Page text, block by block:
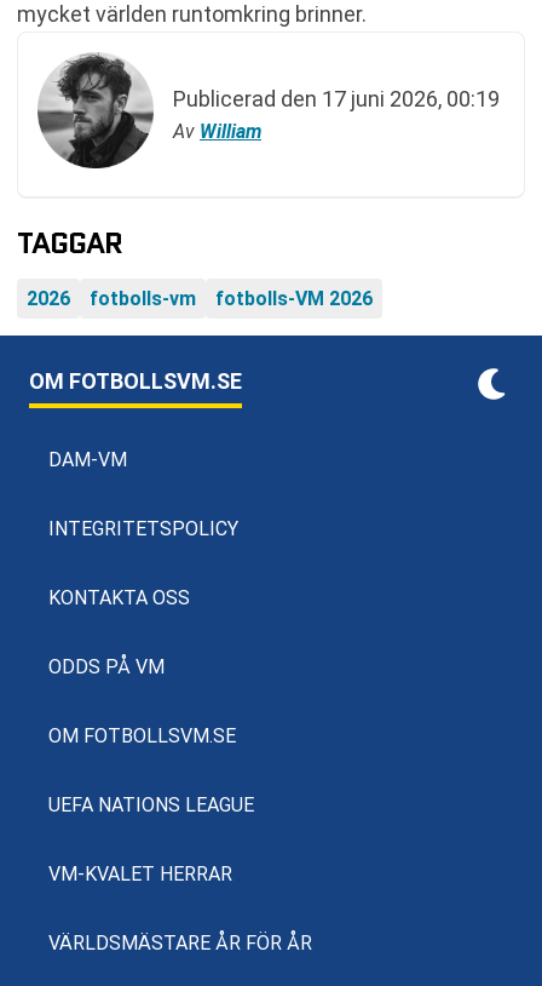
mycket världen runtomkring brinner.
Publicerad den 17 juni 2026, 00:19
Av William
TAGGAR
2026 fotbolls-vm fotbolls-VM 2026
OM FOTBOLLSVM.SE
DAM-VM
INTEGRITETSPOLICY
KONTAKTA OSS
ODDS PÅ VM
OM FOTBOLLSVM.SE
UEFA NATIONS LEAGUE
VM-KVALET HERRAR
VÄRLDSMÄSTARE ÅR FÖR ÅR